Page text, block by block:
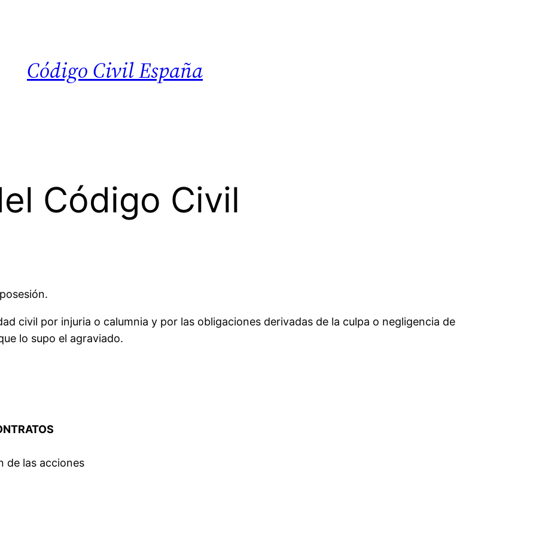
Código Civil España
Código Civil
civil por injuria o calumnia y por las obligaciones derivadas de la culpa o negligencia de
lo supo el agraviado.
de las acciones